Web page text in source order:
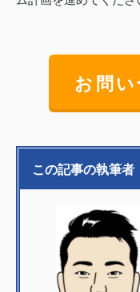
お問
この記事の執筆者